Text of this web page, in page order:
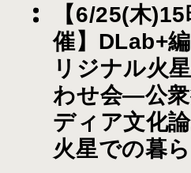
【6/25(木
催】DLab+
リジナル火
わせ会―公衆
ディア文化
火星での暮